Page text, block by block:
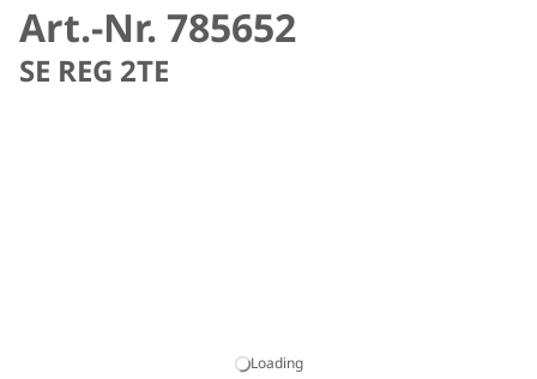
Art.-Nr. 785652
SE REG 2TE
Loading